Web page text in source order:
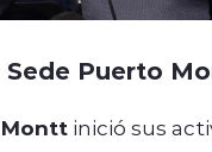
Puerto
inició sus